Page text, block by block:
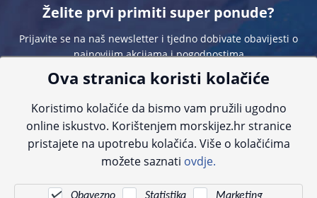
Želite prvi primiti super ponude?
Prijavite se na naš newsletter i tjedno dobivate obavijesti o
najnovijim akcijama i pogodnostima
Sve navedene cijene sadrže PDV. Pokušavamo osigurati što preciznije
informacije, ali zbog tehnoloških ograničenja ne možemo garantirati potpunu
kontaktirajte nas putem telefona:+385 23 231 761ili e-maila:info@morskijez.hr
Ova stranica koristi kolačiće
Koristimo kolačiće da bismo vam pružili ugodno
online iskustvo. Korištenjem morskijez.hr stranice
pristajete na upotrebu kolačića. Više o kolačićima
možete saznati ovdje.